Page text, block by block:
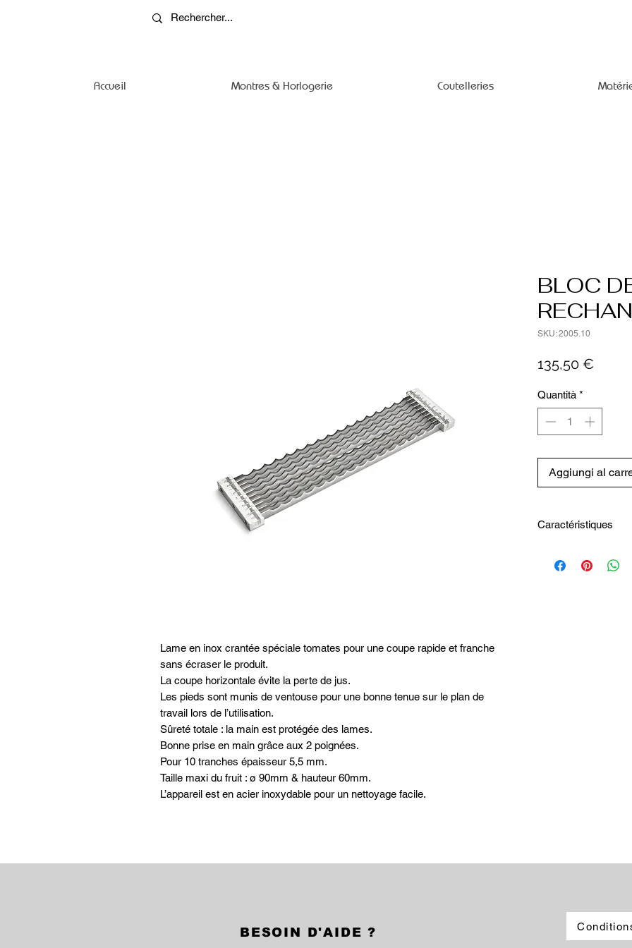
Accueil Montres & Horlogerie Coutelleries
Lame en inox crantée spéciale tomates pour une coupe rapide et franche
sans écraser le produit.
La coupe horizontale évite la perte de jus.
Les pieds sont munis de ventouse pour une bonne tenue sur le plan de
travail lors de l’utilisation.
Sûreté totale : la main est protégée des lames.
Bonne prise en main grâce aux 2 poignées.
Pour 10 tranches épaisseur 5,5 mm.
Taille maxi du fruit : ø 90mm & hauteur 60mm.
L’appareil est en acier inoxydable pour un nettoyage facile.
BLOC
SKU: 2005.10
135,50 €
Quantità *
Aggiungi al
Caractéristiques
Longueur totale :
BESOIN D'AIDE ?